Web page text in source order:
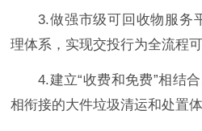
3.做强市级可回收物服务
理体系，实现交投行为全流程
4.建立“收费和免费”相结
相衔接的大件垃圾清运和处置